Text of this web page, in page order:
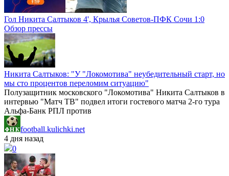
Гол Никита Салтыков 4', Крылья Советов-ПФК Сочи 1:0
Обзор прессы
Никита Салтыков: "У "Локомотива" неубедительный старт, но
мы сто процентов переломим ситуацию"
Полузащитник московского "Локомотива" Никита Салтыков в
интервью "Матч ТВ" подвел итоги гостевого матча 2-го тура
Альфа-Банк РПЛ против
football.kulichki.net
4 дня назад
0